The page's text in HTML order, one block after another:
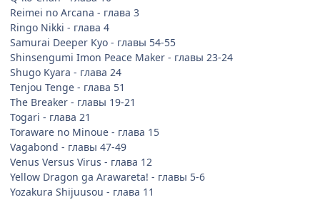
Reimei no Arcana - глава 3
Ringo Nikki - глава 4
Samurai Deeper Kyo - главы 54-55
Shinsengumi Imon Peace Maker - главы 23-24
Shugo Kyara - глава 24
Tenjou Tenge - глава 51
The Breaker - главы 19-21
Togari - глава 21
Toraware no Minoue - глава 15
Vagabond - главы 47-49
Venus Versus Virus - глава 12
Yellow Dragon ga Arawareta! - главы 5-6
Yozakura Shijuusou - глава 11